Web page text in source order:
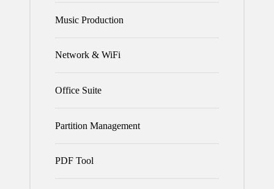
Music Production
Network & WiFi
Office Suite
Partition Management
PDF Tool